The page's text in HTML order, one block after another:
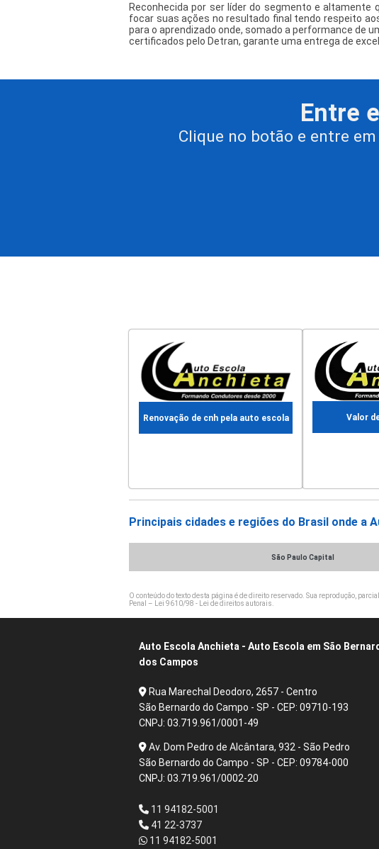
Reconhecida por ser líder do segmento e altamente
focar suas ações no resultado final tendo respeito
para o aprendizado onde, somado a performance de
certificados pelo Detran, garante uma entrega de
Entre
Clique no botão e entre
Renovação de cnh pela auto escola Valor
Principais cidades e regiões do Brasil onde a
São Paulo Capital
O conteúdo do texto desta página é de direito reservado. Sua reprodução,
Penal – Lei 9610/98 - Lei de direitos autorais.
Auto Escola Anchieta - Auto Escola em São
dos Campos
Rua Marechal Deodoro, 2657 - Centro
São Bernardo do Campo - SP - CEP: 09710-193
CNPJ: 03.719.961/0001-49
Av. Dom Pedro de Alcântara, 932 - São Pedro
São Bernardo do Campo - SP - CEP: 09784-000
CNPJ: 03.719.961/0002-20
11 94182-5001
41 22-3737
11 94182-5001